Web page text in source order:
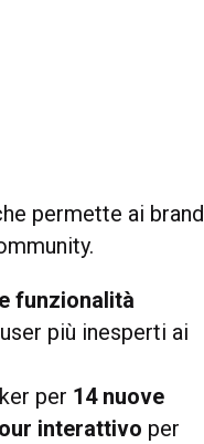
permette ai brand
funzionalità
più inesperti ai
per 14 nuove
interattivo per